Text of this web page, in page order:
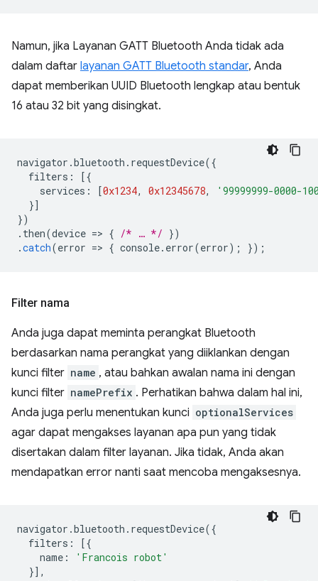
Namun, jika Layanan GATT Bluetooth Anda tidak ada
dalam daftar layanan GATT Bluetooth standar, Anda
dapat memberikan UUID Bluetooth lengkap atau bentuk
16 atau 32 bit yang disingkat.
navigator .bluetooth . requestDevice({
filters :
[{
services : [0x1234, 0x12345678,
'99999999-0000-
}]
})
. then(device => { /* … */ })
.catch(error => { console. error(error); });
Filter nama
Anda juga dapat meminta perangkat Bluetooth
berdasarkan nama perangkat yang diiklankan dengan
kunci filter name , atau bahkan awalan nama ini dengan
kunci filter namePrefix . Perhatikan bahwa dalam hal ini,
Anda juga perlu menentukan kunci optionalServices
agar dapat mengakses layanan apa pun yang tidak
disertakan dalam filter layanan. Jika tidak, Anda akan
mendapatkan error nanti saat mencoba mengaksesnya.
navigator .bluetooth . requestDevice({
filters :
[{
name :
'Francois robot'
}],